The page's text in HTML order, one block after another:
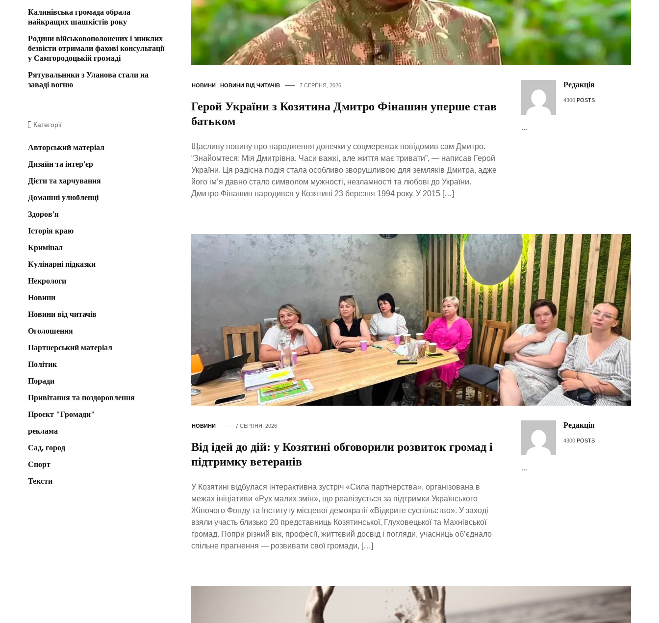
НОВИНИ, НОВИНИ ВІД ЧИТАЧІВ 7 СЕРПНЯ, 2026
Герой України з Козятина Дмитро Фінашин уперше став
батьком
Щасливу новину про народження донечки у соцмережах повідомив сам Дмитро.
“Знайомтеся: Мія Дмитрівна. Часи важкі, але життя має тривати”, — написав Герой
України. Ця радісна подія стала особливо зворушливою для земляків Дмитра, адже
його ім’я давно стало символом мужності, незламності та любові до України.
Дмитро Фінашин народився у Козятині 23 березня 1994 року. У 2015 […]
Редакція
4300 POSTS
...
НОВИНИ 7 СЕРПНЯ, 2026
Від ідей до дій: у Козятині обговорили розвиток громад і
підтримку ветеранів
У Козятині відбулася інтерактивна зустріч «Сила партнерства», організована в
межах ініціативи «Рух малих змін», що реалізується за підтримки Українського
Жіночого Фонду та Інституту місцевої демократії «Відкрите суспільство». У заході
взяли участь близько 20 представниць Козятинської, Глуховецької та Махнівської
громад. Попри різний вік, професії, життєвий досвід і погляди, учасниць об’єднало
спільне прагнення — розвивати свої громади, […]
Редакція
4300 POSTS
...
Калинівська громада обрала
найкращих шашкістів року
Родини військовополонених і зниклих
безвісти отримали фахові консультації
у Самгородоцькій громаді
Рятувальники з Уланова стали на
заваді вогню
Категорії
Авторський матеріал
Дизайн та інтер'єр
Дієти та харчування
Домашні улюбленці
Здоров'я
Історія краю
Кримінал
Кулінарні підказки
Некрологи
Новини
Новини від читачів
Оголошення
Партнерський матеріал
Політик
Поради
Привітання та поздоровлення
Проєкт "Громади"
реклама
Сад, город
Спорт
Тексти